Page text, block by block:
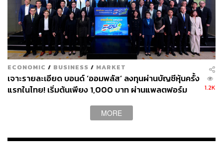
ECONOMIC / BUSINESS / MARKET
เจาะรายละเอียด บอนด์ ‘ออมพลัส’ ลงทุนผ่านบัญชีหุ้นครั้ง
แรกในไทย! เริ่มต้นเพียง 1,000 บาท ผ่านแพลตฟอร์ม
1.2K
MORE